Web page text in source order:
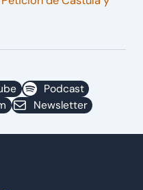
Podcast
Newsletter